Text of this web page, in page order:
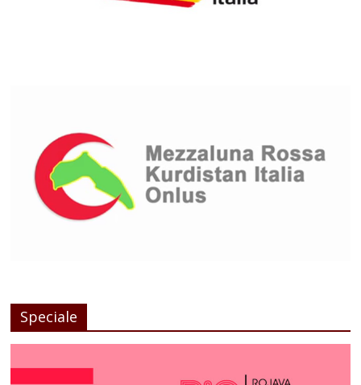
Speciale